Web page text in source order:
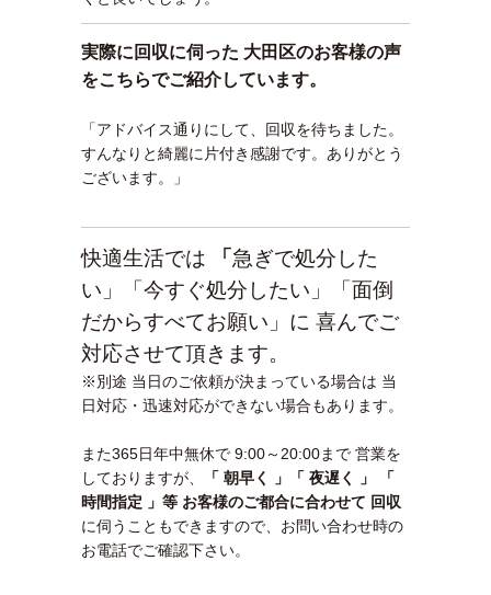
実際に回収に伺った 大田区のお客様の声
をこちらでご紹介しています。
「アドバイス通りにして、回収を待ちました。
すんなりと綺麗に片付き感謝です。ありがとう
ございます。」
快適生活では 「 急ぎで処分した
い」「今すぐ処分したい」「面倒
だからすべてお願い」 に 喜んでご
対応させて頂きます。
※別途 当日のご依頼が決まっている場合は 当
日対応・迅速対応ができない場合もあります。
また365日年中無休で 9:00～20:00まで 営業を
しておりますが、
「 朝早く 」「 夜遅く 」 「
時間指定 」等 お客様のご都合に合わせて 回収
に伺うこともできますので、お問い合わせ時の
お電話でご確認下さい。